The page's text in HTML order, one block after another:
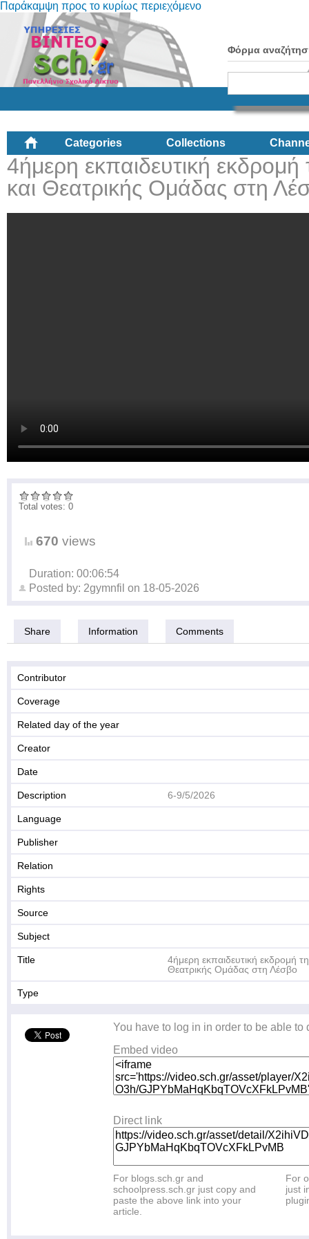
Παράκαμψη προς το κυρίως περιεχόμενο
Φόρμα
Categories Collections
4ήμερη εκπαιδευτική εκδρομή
και Θεατρικής Ομάδας στη
Total votes: 0
670 views
Duration: 00:06:54
Posted by: 2gymnfil on 18-05-2026
Share Information Comments
Contributor
Coverage
Related day of the year
Creator
Date
Description 6-9/5/2026
Language
Publisher
Relation
Rights
Source
Subject
Title
4ήμερη εκπαιδευτική εκδρομή
Θεατρικής Ομάδας στη Λέσβο
Type
You have to log in in order to be able to
Embed video
Direct link
For blogs.sch.gr and
schoolpress.sch.gr just copy and
paste the above link into your
article.
For
just